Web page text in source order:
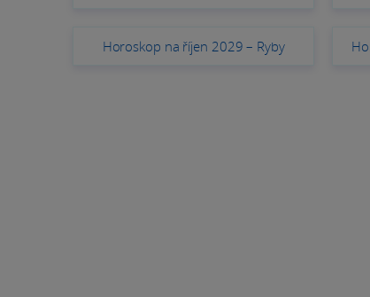
Horoskop na říjen 2029 – Ryby